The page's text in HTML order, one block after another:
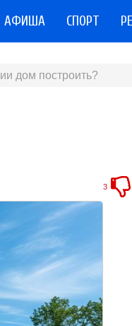
АФИША СПОРТ
дом построить?
3